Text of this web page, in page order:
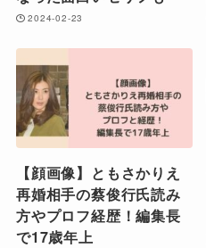
2024-02-23
【顔画像】ともさかりえ
再婚相手の蔡俊行氏読み
方やプロフ経歴！編集長
で17歳年上